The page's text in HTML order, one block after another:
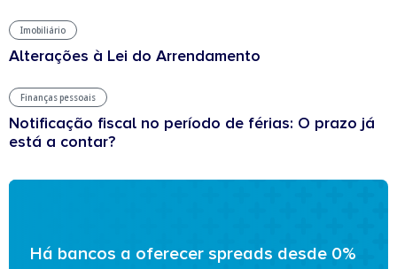
Imobiliário
Alterações à Lei do Arrendamento
Finanças pessoais
Notificação fiscal no período de férias: O prazo já
está a contar?
Há bancos a oferecer spreads desde 0%